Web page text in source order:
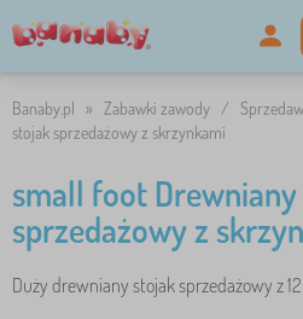
Banaby.pl » Zabawki zawody /
stojak sprzedażowy z skrzynkami
small foot
sprzedażowy z
Duży drewniany stojak sprzedażowy z